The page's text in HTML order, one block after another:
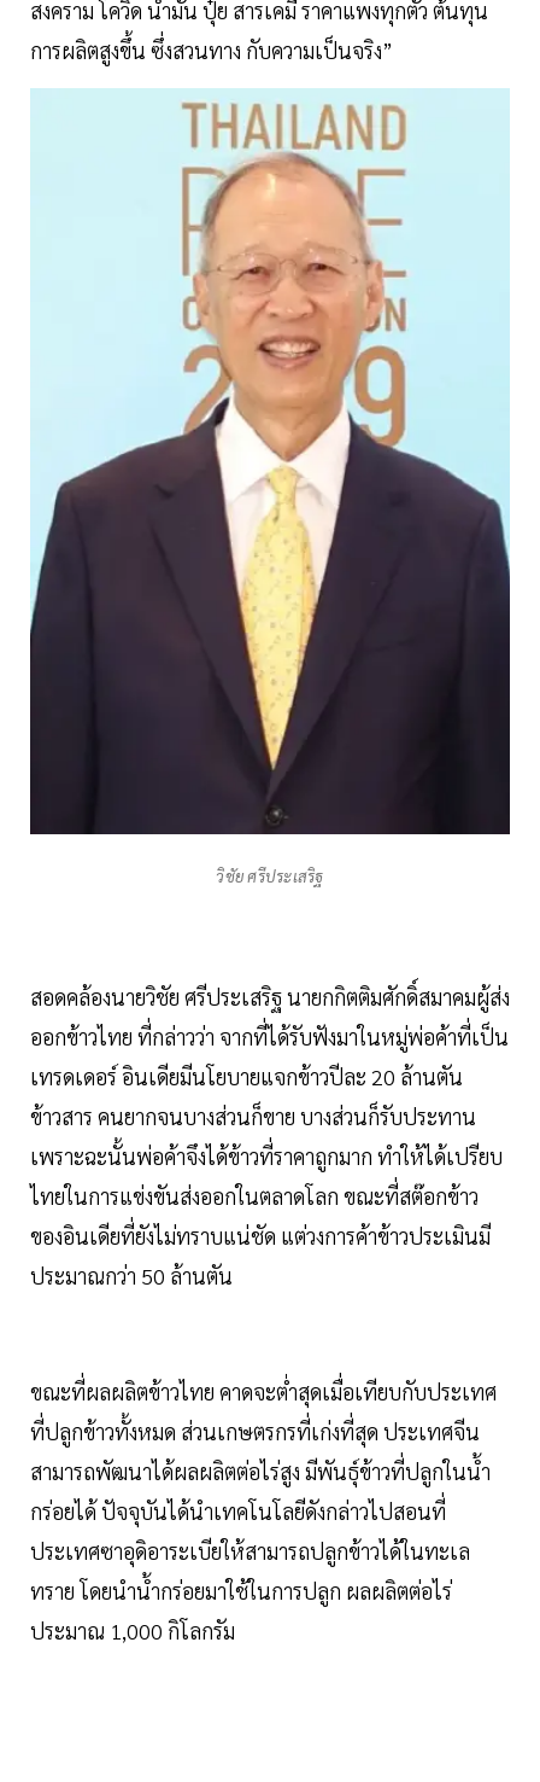
สงคราม โควิด น้ำมัน ปุ๋ย สารเคมี ราคาแพงทุกตัว ต้นทุน
การผลิตสูงขึ้น ซึ่งสวนทาง กับความเป็นจริง”
วิชัย ศรีประเสริฐ
สอดคล้องนายวิชัย ศรีประเสริฐ นายกกิตติมศักดิ์สมาคมผู้ส่ง
ออกข้าวไทย ที่กล่าวว่า จากที่ได้รับฟังมาในหมู่พ่อค้าที่เป็น
เทรดเดอร์ อินเดียมีนโยบายแจกข้าวปีละ 20 ล้านตัน
ข้าวสาร คนยากจนบางส่วนก็ขาย บางส่วนก็รับประทาน
เพราะฉะนั้นพ่อค้าจึงได้ข้าวที่ราคาถูกมาก ทำให้ได้เปรียบ
ไทยในการแข่งขันส่งออกในตลาดโลก ขณะที่สต๊อกข้าว
ของอินเดียที่ยังไม่ทราบแน่ชัด แต่วงการค้าข้าวประเมินมี
ประมาณกว่า 50 ล้านตัน
ขณะที่ผลผลิตข้าวไทย คาดจะต่ำสุดเมื่อเทียบกับประเทศ
ที่ปลูกข้าวทั้งหมด ส่วนเกษตรกรที่เก่งที่สุด ประเทศจีน
สามารถพัฒนาได้ผลผลิตต่อไร่สูง มีพันธุ์ข้าวที่ปลูกในน้ำ
กร่อยได้ ปัจจุบันได้นำเทคโนโลยีดังกล่าวไปสอนที่
ประเทศซาอุดิอาระเบียให้สามารถปลูกข้าวได้ในทะเล
ทราย โดยนำน้ำกร่อยมาใช้ในการปลูก ผลผลิตต่อไร่
ประมาณ 1,000 กิโลกรัม